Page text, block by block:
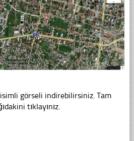
görseli indirebilirsiniz. Tam
tıklayınız.